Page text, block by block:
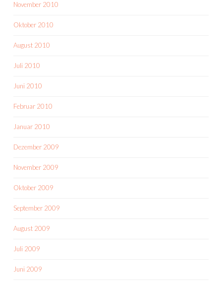
November 2010
Oktober 2010
August 2010
Juli 2010
Juni 2010
Februar 2010
Januar 2010
Dezember 2009
November 2009
Oktober 2009
September 2009
August 2009
Juli 2009
Juni 2009